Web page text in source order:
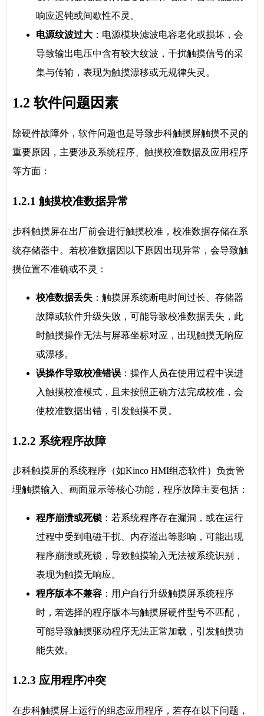
响应迟钝或间歇性不灵。
电源纹波过大 ：电源模块滤波电容老化或损坏，会
导致输出电压中含有较大纹波，干扰触摸信号的采
集与传输，表现为触摸漂移或无规律失灵。
1.2 软件问题因素
除硬件故障外，软件问题也是导致步科触摸屏触摸不灵的
重要原因，主要涉及系统程序、触摸校准数据及应用程序
等方面：
1.2.1 触摸校准数据异常
步科触摸屏在出厂前会进行触摸校准，校准数据存储在系
统存储器中。若校准数据因以下原因出现异常，会导致触
摸位置不准确或不灵：
校准数据丢失 ：触摸屏系统断电时间过长、存储器
故障或软件升级失败，可能导致校准数据丢失，此
时触摸操作无法与屏幕坐标对应，出现触摸无响应
或漂移。
误操作导致校准错误 ：操作人员在使用过程中误进
入触摸校准模式，且未按照正确方法完成校准，会
使校准数据出错，引发触摸不灵。
1.2.2 系统程序故障
步科触摸屏的系统程序（如Kinco HMI组态软件）负责管
理触摸输入、画面显示等核心功能，程序故障主要包括：
程序崩溃或死锁 ：若系统程序存在漏洞，或在运行
过程中受到电磁干扰、内存溢出等影响，可能出现
程序崩溃或死锁，导致触摸输入无法被系统识别，
表现为触摸无响应。
程序版本不兼容 ：用户自行升级触摸屏系统程序
时，若选择的程序版本与触摸屏硬件型号不匹配，
可能导致触摸驱动程序无法正常加载，引发触摸功
能失效。
1.2.3 应用程序冲突
在步科触摸屏上运行的组态应用程序，若存在以下问题，